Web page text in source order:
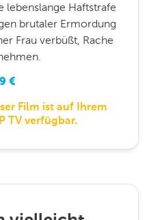
lebenslange Haftstrafe
brutaler Ermordung
Frau verbüßt, Rache
€
Film ist auf Ihrem
TV verfügbar.